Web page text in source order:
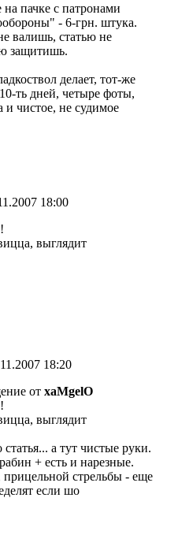
пачке с патронами
- 6-грн. штука.
валишь, статью не
защитишь.
делает, тот-же
ть дней, четыре фоты,
и чистое, не судимое
18:00
выглядит
18:20
от xaMgelO
выглядит
а тут чистые руки.
+ есть и нарезные.
прицельной стрельбы - еще
если шо